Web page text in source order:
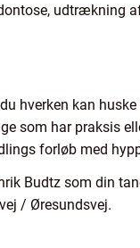
udtrækning
hverken kan huske
som har praksis
forløb med
Budtz som din
/ Øresundsvej.